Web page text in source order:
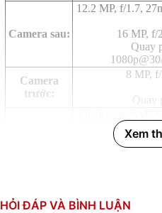
Camera sau:
12.2 MP, f/1.7,
16 MP, f/
Quay
Camera
trước:
8 MP,
Quay
8 nhân (1x2.4
Thẻ SIM:
Xem
HỎI ĐÁP VÀ BÌNH LUẬN